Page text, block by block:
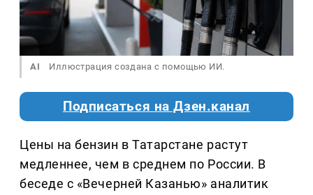
AI Иллюстрация создана с помощью ИИ.
Подписаться на Дзен.канал
Цены на бензин в Татарстане растут
медленнее, чем в среднем по России. В
беседе с «Вечерней Казанью» аналитик